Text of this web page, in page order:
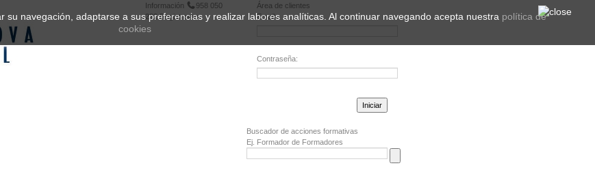
Información
958 050
222 Registrarse
Área de clientes
Email:
Contraseña:
Buscador de acciones formativas
Ej. Formador de Formadores
navegación, adaptarse a sus preferencias y realizar labores analíticas. Al continuar navegando acepta nuestra política de
cookies